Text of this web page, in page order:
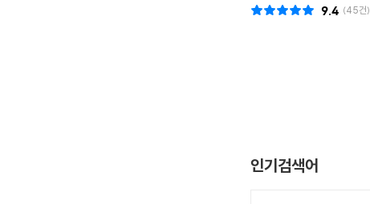
(45건)
9.4
인기검색어